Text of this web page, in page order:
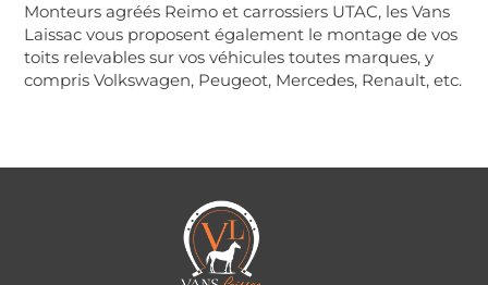
Monteurs agréés Reimo et carrossiers UTAC, les Vans
Laissac vous proposent également le montage de vos
toits relevables sur vos véhicules toutes marques, y
compris Volkswagen, Peugeot, Mercedes, Renault, etc.